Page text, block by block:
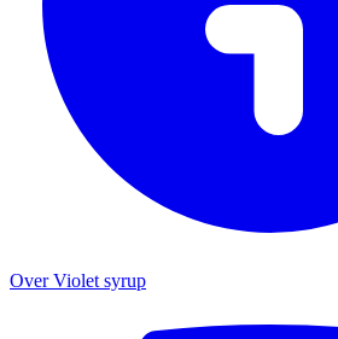
Over Violet syrup